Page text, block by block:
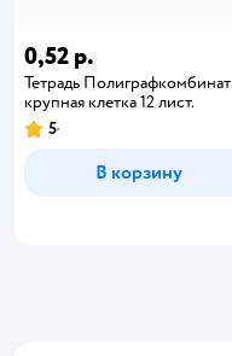
0,52 р.
Тетрадь Полиграфкомбинат
крупная клетка 12 лист.
5
В корзину